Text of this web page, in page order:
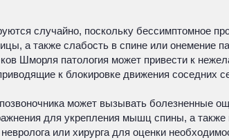
случайно, поскольку бессимптомное
а также слабость в спине или онемение
Шморля патология может привести к
к блокировке движения соседних
может вызывать болезненные
для укрепления мышц спины, а также
или хирурга для оценки